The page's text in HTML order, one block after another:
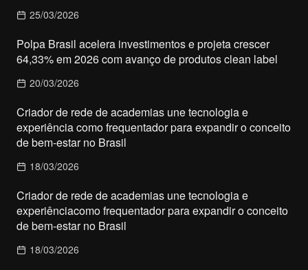
25/03/2026
Polpa Brasil acelera investimentos e projeta crescer
64,33% em 2026 com avanço de produtos clean label
20/03/2026
Criador de rede de academias une tecnologia e
experiência como frequentador para expandir o conceito
de bem-estar no Brasil
18/03/2026
Criador de rede de academias une tecnologia e
experiênciacomo frequentador para expandir o conceito
de bem-estar no Brasil
18/03/2026